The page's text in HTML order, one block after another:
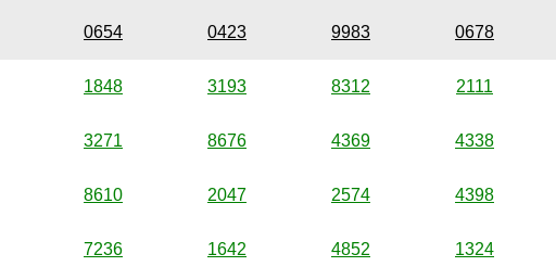
0654 0423 9983 0678
1848 3193 8312 2111
3271 8676 4369 4338
8610 2047 2574 4398
7236 1642 4852 1324